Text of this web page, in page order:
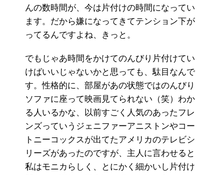
んの数時間が、今は片付けの時間になってい
ます。だから嫌になってきてテンション下が
ってるんですよね、きっと。
でもじゃあ時間をかけてのんびり片付けてい
けばいいじゃないかと思っても、駄目なんで
す。性格的に、部屋があの状態ではのんびり
ソファに座って映画見てられない（笑）わか
る人いるかな、以前すごく人気のあったフレ
ンズっていうジェニファーアニストンやコー
トニーコックスが出てたアメリカのテレビシ
リーズがあったのですが、主人に言わせると
私はモニカらしく、とにかく細かいし片付け